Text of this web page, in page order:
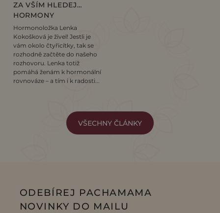
ZA VŠÍM HLEDEJ…
HORMONY
Hormonoložka Lenka
Kokošková je živel! Jestli je
vám okolo čtyřicítky, tak se
rozhodně začtěte do našeho
rozhovoru. Lenka totiž
pomáhá ženám k hormonální
rovnováze – a tím i k radosti...
VŠECHNY ČLÁNKY
ODEBÍREJ PACHAMAMA
NOVINKY DO MAILU